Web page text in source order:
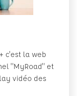
c'est la web
"MyRoad" et
vidéo des